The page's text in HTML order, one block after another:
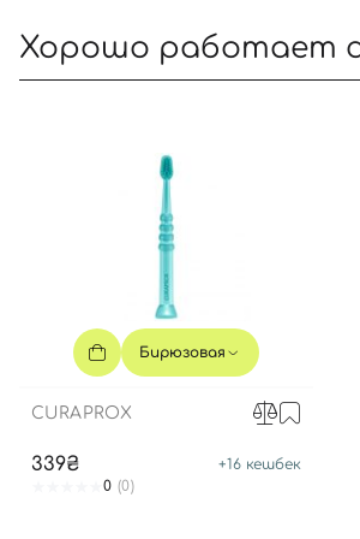
Хорошо работает
Бирюзовая
CURAPROX
339₴ +16 кешбек
0 (0)